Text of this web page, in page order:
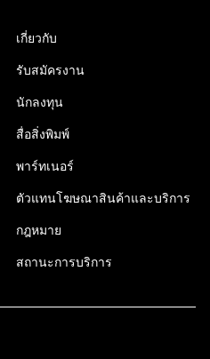
เกี่ยวกับ
รับสมัครงาน
นักลงทุน
สื่อสิ่งพิมพ์
พาร์ทเนอร์
ตัวแทนโฆษณาสินค้าและบริการ
กฎหมาย
สถานะการบริการ